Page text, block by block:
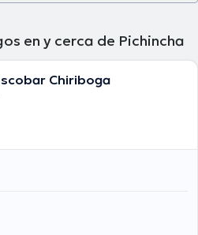
en y cerca de Pichincha
Chiriboga